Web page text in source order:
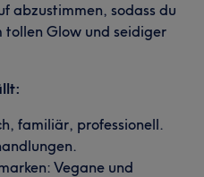
abzustimmen, sodass du
tollen Glow und seidiger
familiär, professionell.
Vegane und